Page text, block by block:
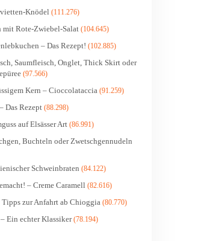
Knödel (111.276)
mit Rote-Zwiebel-Salat (104.645)
– Das Rezept! (102.885)
Saumfleisch, Onglet, Thick Skirt oder
(97.566)
Kern – Cioccolataccia (91.259)
Das Rezept (88.298)
auf Elsässer Art (86.991)
Buchteln oder Zwetschgennudeln
Schweinbraten (84.122)
– Creme Caramell (82.616)
zur Anfahrt ab Chioggia (80.770)
Ein echter Klassiker(78.194)